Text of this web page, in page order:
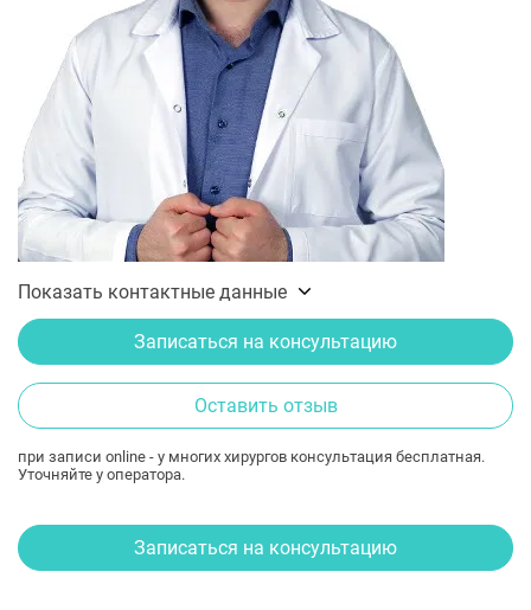
Показать контактные данные
Записаться на консультацию
Оставить отзыв
при записи online - у многих хирургов консультация бесплатная.
Уточняйте у оператора.
Записаться на консультацию